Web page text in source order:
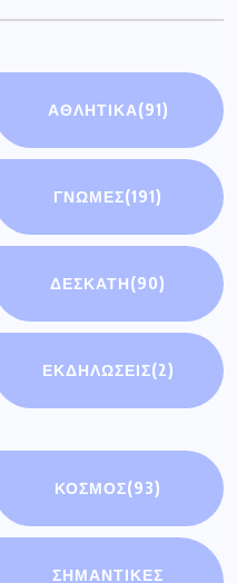
ΑΘΛΗΤΙΚΆ(91)
ΓΝΩΜΕΣ(191)
ΔΕΣΚΑΤΗ(90)
ΕΚΔΗΛΩΣΕΙΣ(2)
ΚΟΣΜΟΣ(93)
ΣΗΜΑΝΤΙΚΈΣ